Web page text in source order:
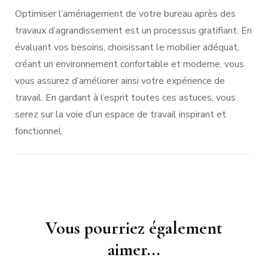
Optimiser l’aménagement de votre bureau après des
travaux d’agrandissement est un processus gratifiant. En
évaluant vos besoins, choisissant le mobilier adéquat,
créant un environnement confortable et moderne, vous
vous assurez d’améliorer ainsi votre expérience de
travail. En gardant à l’esprit toutes ces astuces, vous
serez sur la voie d’un espace de travail inspirant et
fonctionnel.
Navigation
Vous pourriez également
aimer...